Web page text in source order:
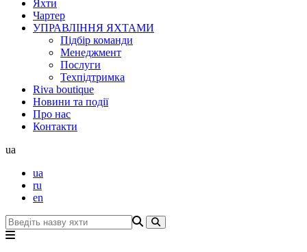
Яхти
Чартер
УПРАВЛІННЯ ЯХТАМИ
Підбір команди
Менеджмент
Послуги
Техпідтримка
Riva boutique
Новини та події
Про нас
Контакти
ua
ua
ru
en